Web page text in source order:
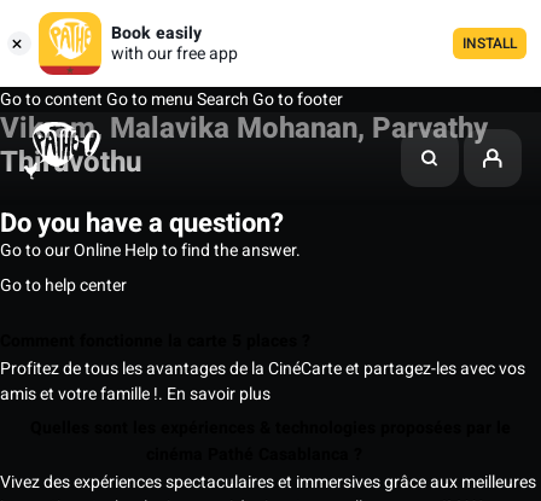
Book easily
with our free app
INSTALL
Go to contentGo to menuSearchGo to footer
Vikram, Malavika Mohanan, Parvathy
Thiruvothu
Do you have a question?
Go to our Online Help to find the answer.
Go to help center
Profitez de tous les avantages de la CinéCarte et partagez-les avec vos
amis et votre famille !. En savoir plus
Vivez des expériences spectaculaires et immersives grâce aux meilleures